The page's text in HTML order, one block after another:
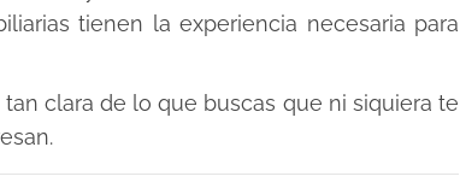
tienen la experiencia necesaria para
clara de lo que buscas que ni siquiera te